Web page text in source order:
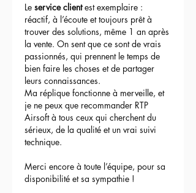
Le service client est exemplaire :
réactif, à l’écoute et toujours prêt à
trouver des solutions, même 1 an après
la vente. On sent que ce sont de vrais
passionnés, qui prennent le temps de
bien faire les choses et de partager
leurs connaissances.
Ma réplique fonctionne à merveille, et
je ne peux que recommander RTP
Airsoft à tous ceux qui cherchent du
sérieux, de la qualité et un vrai suivi
technique.
Merci encore à toute l’équipe, pour sa
disponibilité et sa sympathie !